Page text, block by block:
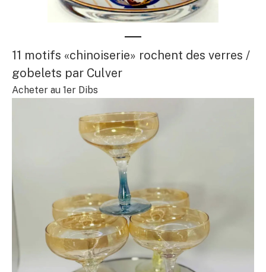
11 motifs «chinoiserie» rochent des verres /
gobelets par Culver
Acheter au 1er Dibs